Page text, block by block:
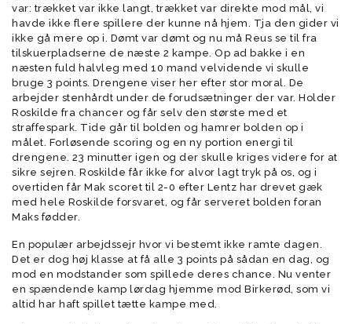
var: trækket var ikke langt, trækket var direkte mod mål, vi
havde ikke flere spillere der kunne nå hjem. Tja den gider vi
ikke gå mere op i. Dømt var dømt og nu må Reus se til fra
tilskuerpladserne de næste 2 kampe. Op ad bakke i en
næsten fuld halvleg med 10 mand velvidende vi skulle
bruge 3 points. Drengene viser her efter stor moral. De
arbejder stenhårdt under de forudsætninger der var. Holder
Roskilde fra chancer og får selv den største med et
straffespark. Tide går til bolden og hamrer bolden op i
målet. Forløsende scoring og en ny portion energi til
drengene. 23 minutter igen og der skulle kriges videre for at
sikre sejren. Roskilde får ikke for alvor lagt tryk på os, og i
overtiden får Mak scoret til 2-0 efter Lentz har drevet gæk
med hele Roskilde forsvaret, og får serveret bolden foran
Maks fødder.
En populær arbejdssejr hvor vi bestemt ikke ramte dagen.
Det er dog høj klasse at få alle 3 points på sådan en dag, og
mod en modstander som spillede deres chance. Nu venter
en spændende kamp lørdag hjemme mod Birkerød, som vi
altid har haft spillet tætte kampe med.